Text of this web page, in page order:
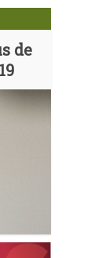
de